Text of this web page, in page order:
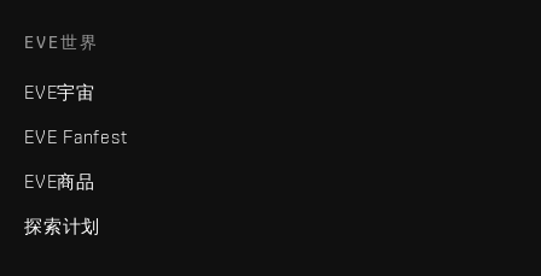
EVE世界
EVE宇宙
EVE Fanfest
EVE商品
探索计划